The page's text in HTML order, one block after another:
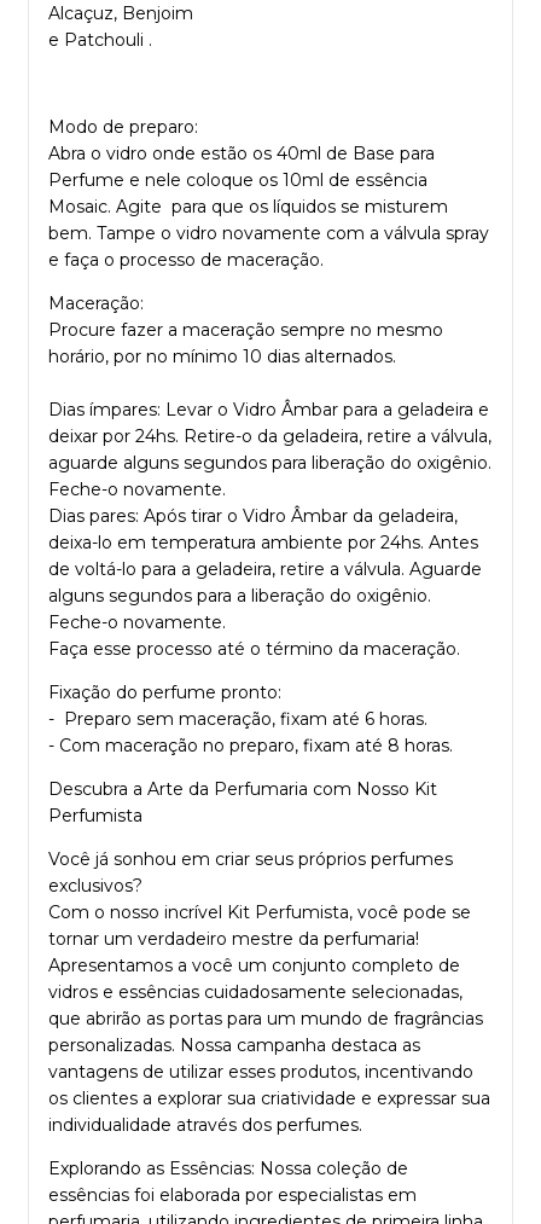
Alcaçuz, Benjoim
e Patchouli .
Modo de preparo:
Abra o vidro onde estão os 40ml de Base para
Perfume e nele coloque os 10ml de essência
Mosaic. Agite para que os líquidos se misturem
bem. Tampe o vidro novamente com a válvula spray
e faça o processo de maceração.
Maceração:
Procure fazer a maceração sempre no mesmo
horário, por no mínimo 10 dias alternados.
Dias ímpares: Levar o Vidro Âmbar para a geladeira e
deixar por 24hs. Retire-o da geladeira, retire a válvula,
aguarde alguns segundos para liberação do oxigênio.
Feche-o novamente.
Dias pares: Após tirar o Vidro Âmbar da geladeira,
deixa-lo em temperatura ambiente por 24hs. Antes
de voltá-lo para a geladeira, retire a válvula. Aguarde
alguns segundos para a liberação do oxigênio.
Feche-o novamente.
Faça esse processo até o término da maceração.
Fixação do perfume pronto:
- Preparo sem maceração, fixam até 6 horas.
- Com maceração no preparo, fixam até 8 horas.
Descubra a Arte da Perfumaria com Nosso Kit
Perfumista
Você já sonhou em criar seus próprios perfumes
exclusivos?
Com o nosso incrível Kit Perfumista, você pode se
tornar um verdadeiro mestre da perfumaria!
Apresentamos a você um conjunto completo de
vidros e essências cuidadosamente selecionadas,
que abrirão as portas para um mundo de fragrâncias
personalizadas. Nossa campanha destaca as
vantagens de utilizar esses produtos, incentivando
os clientes a explorar sua criatividade e expressar sua
individualidade através dos perfumes.
Explorando as Essências: Nossa coleção de
essências foi elaborada por especialistas em